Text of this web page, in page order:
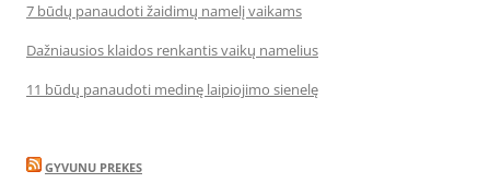
7 būdų panaudoti žaidimų namelį vaikams
Dažniausios klaidos renkantis vaikų namelius
11 būdų panaudoti medinę laipiojimo sienelę
GYVUNU PREKES